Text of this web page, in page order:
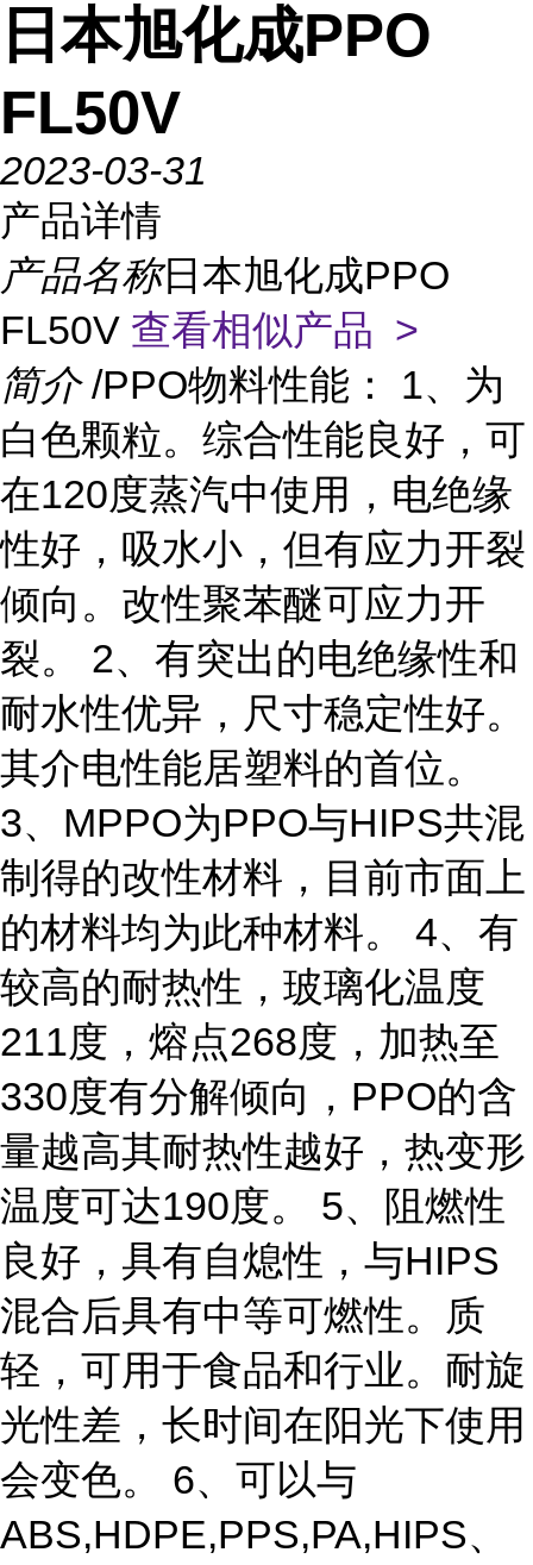
日本旭化成PPO
FL50V
2023-03-31
产品详情
产品名称日本旭化成PPO
FL50V 查看相似产品 >
简介 /PPO物料性能： 1、为
白色颗粒。综合性能良好，可
在120度蒸汽中使用，电绝缘
性好，吸水小，但有应力开裂
倾向。改性聚苯醚可应力开
裂。 2、有突出的电绝缘性和
耐水性优异，尺寸稳定性好。
其介电性能居塑料的首位。
3、MPPO为PPO与HIPS共混
制得的改性材料，目前市面上
的材料均为此种材料。 4、有
较高的耐热性，玻璃化温度
211度，熔点268度，加热至
330度有分解倾向，PPO的含
量越高其耐热性越好，热变形
温度可达190度。 5、阻燃性
良好，具有自熄性，与HIPS
混合后具有中等可燃性。质
轻，可用于食品和行业。耐旋
光性差，长时间在阳光下使用
会变色。 6、可以与
ABS,HDPE,PPS,PA,HIPS、